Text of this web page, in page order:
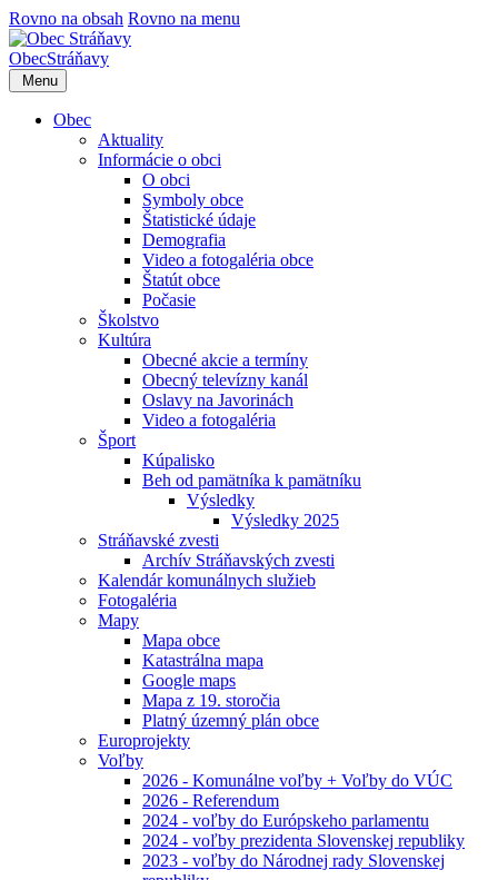
Rovno na obsah Rovno na menu
ObecStráňavy
Menu
Obec
Aktuality
Informácie o obci
O obci
Symboly obce
Štatistické údaje
Demografia
Video a fotogaléria obce
Štatút obce
Počasie
Školstvo
Kultúra
Obecné akcie a termíny
Obecný televízny kanál
Oslavy na Javorinách
Video a fotogaléria
Šport
Kúpalisko
Beh od pamätníka k pamätníku
Výsledky
Výsledky 2025
Stráňavské zvesti
Archív Stráňavských zvesti
Kalendár komunálnych služieb
Fotogaléria
Mapy
Mapa obce
Katastrálna mapa
Google maps
Mapa z 19. storočia
Platný územný plán obce
Europrojekty
Voľby
2026 - Komunálne voľby + Voľby do VÚC
2026 - Referendum
2024 - voľby do Európskeho parlamentu
2024 - voľby prezidenta Slovenskej republiky
2023 - voľby do Národnej rady Slovenskej